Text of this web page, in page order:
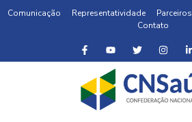
Comunicação Representatividade Parceiros
Contato